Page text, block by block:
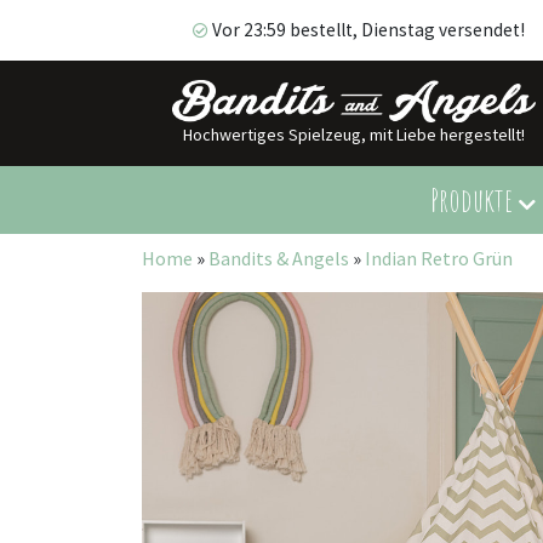
Vor 23:59 bestellt, Dienstag versendet!
Hochwertiges Spielzeug, mit Liebe hergestellt!
Produkte
Vor 23:59 bestellt, Dienstag versendet!
Home » Bandits & Angels » Indian Retro Grün